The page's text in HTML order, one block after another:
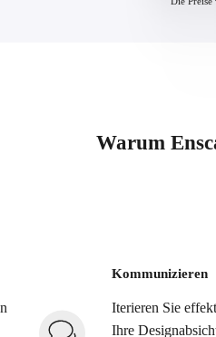
Warum
Kommunizieren
Iterieren Sie
Ihre